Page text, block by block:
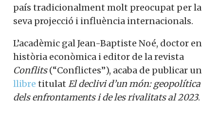
país tradicionalment molt preocupat per la
seva projecció i influència internacionals.
L’acadèmic gal Jean-Baptiste Noé, doctor en
història econòmica i editor de la revista
Conflits(“Conflictes”), acaba de publicar un
llibre titulat El declivi d’un món: geopolítica
dels enfrontaments i de les rivalitats al 2023.